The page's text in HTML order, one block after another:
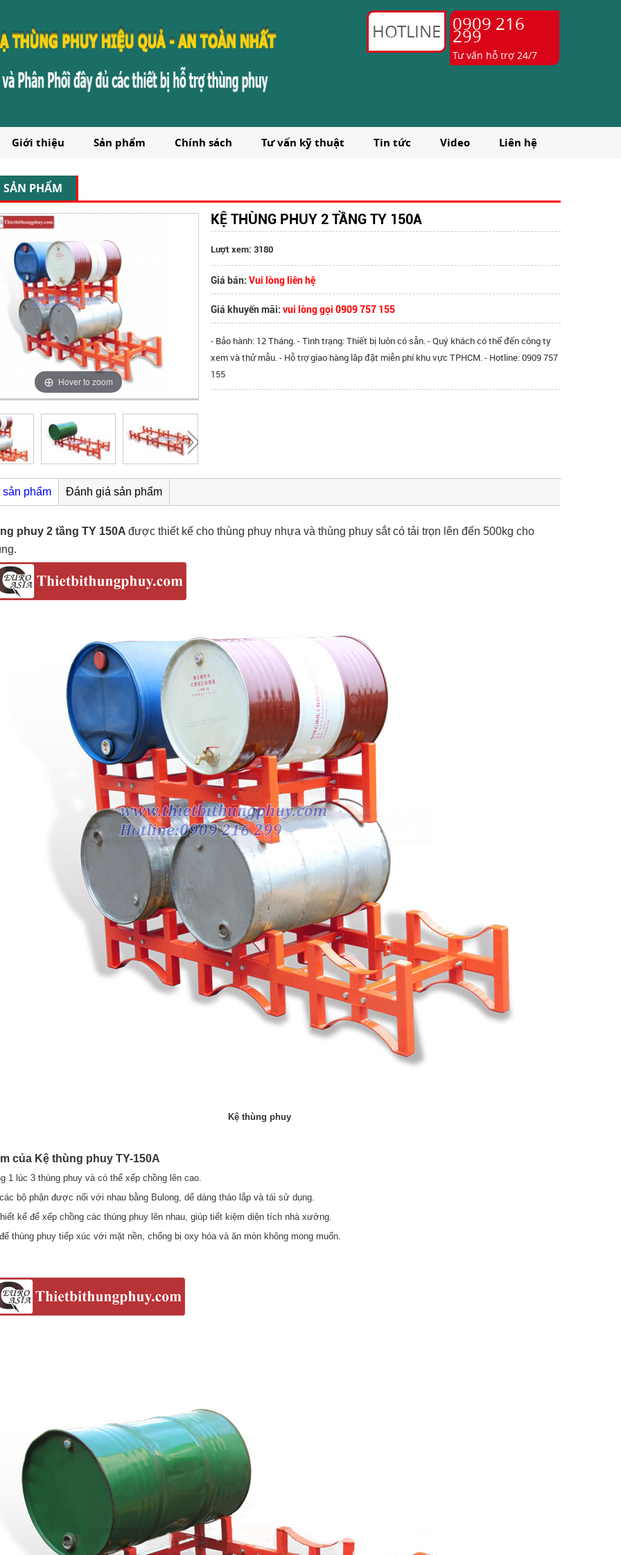
HOTLINE 0909 216
299
Tư vấn hỗ trợ 24/7
Giới thiệu Sản phẩm Chính sách Tư vấn kỹ thuật Tin tức Video Liên hệ
SẢN PHẨM
Hover to zoom
KỆ THÙNG PHUY 2 TẦNG TY 150A
Lượt xem: 3180
Giá bán:Vui lòng liên hệ
Giá khuyến mãi:vui lòng gọi 0909 757 155
- Bảo hành: 12 Tháng. - Tình trạng: Thiết bị luôn có sẵn. - Quý khách có thể đến công ty
xem và thử mẫu. - Hỗ trợ giao hàng lắp đặt miễn phí khu vực TPHCM. - Hotline: 0909 757
155
sản phẩm Đánh giá sản phẩm
phuy 2 tầng TY 150A được thiết kế cho thùng phuy nhựa và thùng phuy sắt có tải trọn lên đến 500kg cho
Kệ thùng phuy
của Kệ thùng phuy TY-150A
1 lúc 3 thùng phuy và có thể xếp chồng lên cao.
bộ phận được nối với nhau bằng Bulong, dể dàng tháo lắp và tái sử dụng.
kế để xếp chồng các thùng phuy lên nhau, giúp tiết kiệm diện tích nhà xưởng.
thùng phuy tiếp xúc với mặt nền, chống bị oxy hóa và ăn mòn không mong muốn.